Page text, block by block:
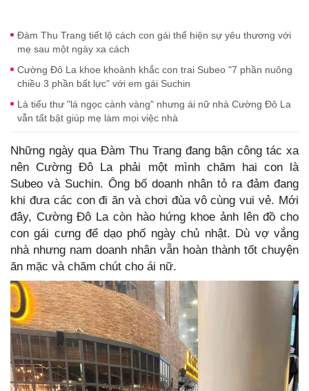
Đàm Thu Trang tiết lộ cách con gái thể hiện sự yêu thương với
mẹ sau một ngày xa cách
Cường Đô La khoe khoảnh khắc con trai Subeo "7 phần nuông
chiều 3 phần bất lực" với em gái Suchin
Là tiểu thư "lá ngọc cành vàng" nhưng ái nữ nhà Cường Đô La
vẫn tất bật giúp mẹ làm mọi việc nhà
Những ngày qua Đàm Thu Trang đang bận công tác xa
nên Cường Đô La phải một mình chăm hai con là
Subeo và Suchin. Ông bố doanh nhân tỏ ra đảm đang
khi đưa các con đi ăn và chơi đùa vô cùng vui vẻ. Mới
đây, Cường Đô La còn hào hứng khoe ảnh lên đồ cho
con gái cưng để dạo phố ngày chủ nhật. Dù vợ vắng
nhà nhưng nam doanh nhân vẫn hoàn thành tốt chuyện
ăn mặc và chăm chút cho ái nữ.